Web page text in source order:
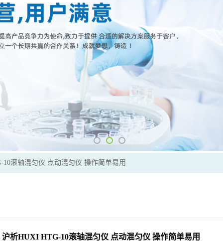
10滚轴混匀仪 点动混匀仪 操作简单易用
沪析HUXI HTG-10滚轴混匀仪 点动混匀仪 操作简单易用